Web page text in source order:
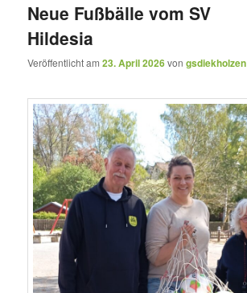
Neue Fußbälle vom SV
Hildesia
Veröffentlicht am23. April 2026vongsdiekholzen